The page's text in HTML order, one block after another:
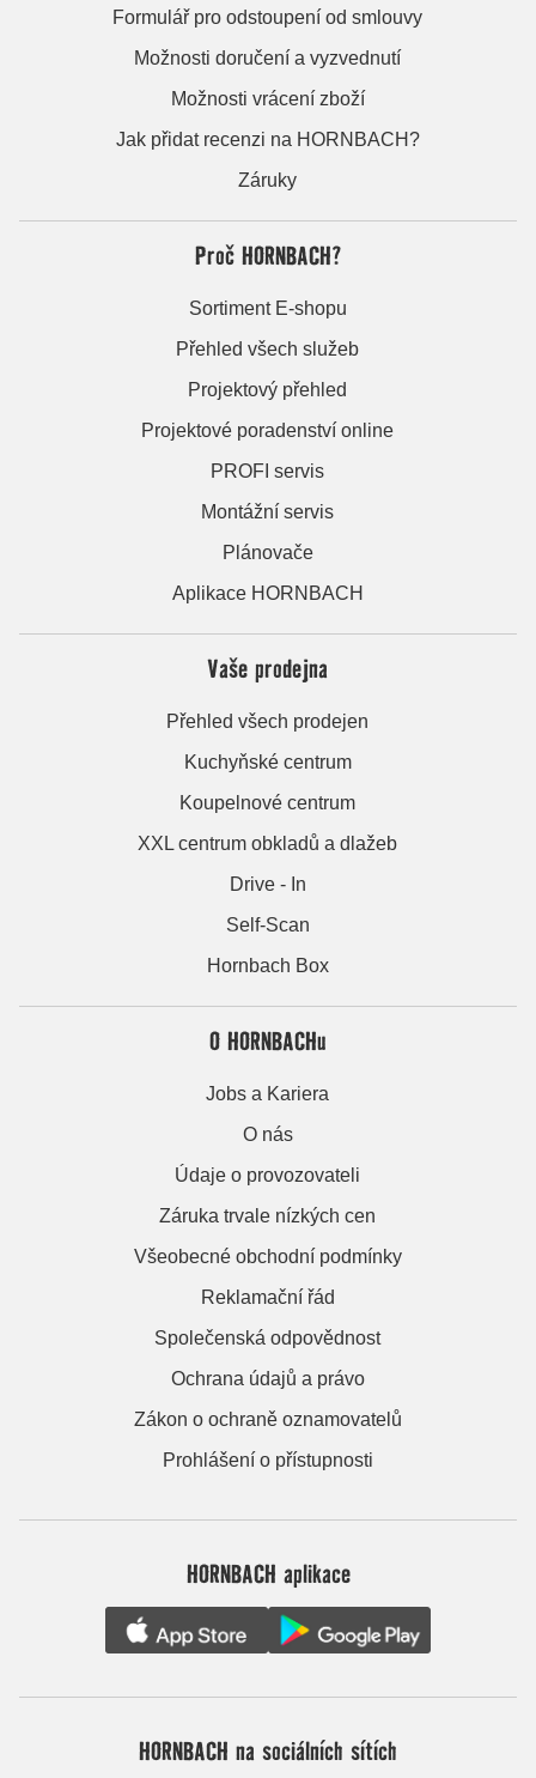
Formulář pro odstoupení od smlouvy
Možnosti doručení a vyzvednutí
Možnosti vrácení zboží
Jak přidat recenzi na HORNBACH?
Záruky
Proč HORNBACH?
Sortiment E-shopu
Přehled všech služeb
Projektový přehled
Projektové poradenství online
PROFI servis
Montážní servis
Plánovače
Aplikace HORNBACH
Vaše prodejna
Přehled všech prodejen
Kuchyňské centrum
Koupelnové centrum
XXL centrum obkladů a dlažeb
Drive - In
Self-Scan
Hornbach Box
O HORNBACHu
Jobs a Kariera
O nás
Údaje o provozovateli
Záruka trvale nízkých cen
Všeobecné obchodní podmínky
Reklamační řád
Společenská odpovědnost
Ochrana údajů a právo
Zákon o ochraně oznamovatelů
Prohlášení o přístupnosti
HORNBACH aplikace
HORNBACH na sociálních sítích